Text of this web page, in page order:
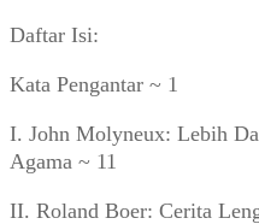
Daftar Isi:
Kata Pengantar ~ 1
I. John Molyneux: Lebih
Agama ~ 11
II. Roland Boer: Cerita